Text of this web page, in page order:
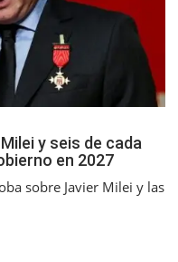
y seis de cada
en 2027
sobre Javier Milei y las